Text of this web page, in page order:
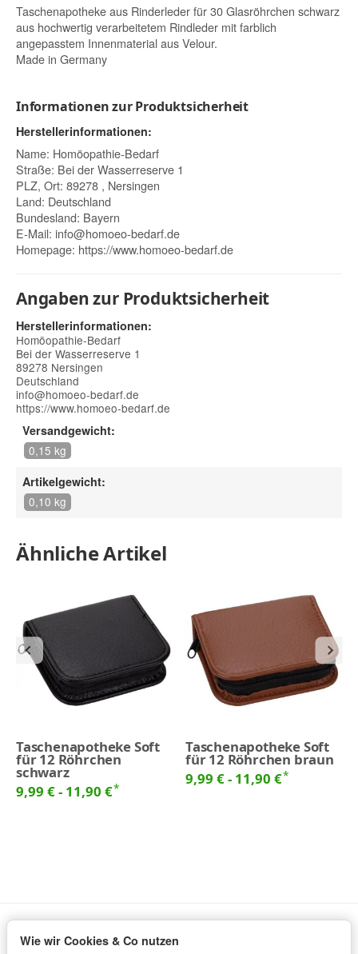
Taschenapotheke aus Rinderleder für 30 Glasröhrchen schwarz
aus hochwertig verarbeitetem Rindleder mit farblich
angepasstem Innenmaterial aus Velour.
Made in Germany
Informationen zur Produktsicherheit
Herstellerinformationen:
Name: Homöopathie-Bedarf
Straße: Bei der Wasserreserve 1
PLZ, Ort: 89278 , Nersingen
Land: Deutschland
Bundesland: Bayern
E-Mail: info@homoeo-bedarf.de
Homepage: https://www.homoeo-bedarf.de
Angaben zur Produktsicherheit
Herstellerinformationen:
Homöopathie-Bedarf
Bei der Wasserreserve 1
89278 Nersingen
Deutschland
info@homoeo-bedarf.de
https://www.homoeo-bedarf.de
Versandgewicht:
0,15 kg
Artikelgewicht:
0,10 kg
Ähnliche Artikel
Taschenapotheke Soft
für 12 Röhrchen
schwarz
9,99 € - 11,90 €*
Taschenapotheke Soft
für 12 Röhrchen braun
9,99 € - 11,90 €*
Informationen
Wie wir Cookies & Co nutzen